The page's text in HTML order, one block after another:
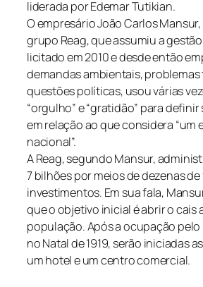
liderada por Edemar Tutikian.
O empresário João Carlos
grupo Reag, que assumiu a
licitado em 2010 e desde então
demandas ambientais,
questões políticas, usou várias
“orgulho” e “gratidão” para
em relação ao que considera
nacional”.
A Reag, segundo Mansur,
7 bilhões por meios de dezenas
investimentos. Em sua fala,
que o objetivo inicial é abrir o cais
população. Após a ocupação
no Natal de 1919, serão iniciadas
um hotel e um centro comercial.